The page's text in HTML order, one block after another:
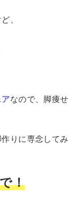
、
なので、脚痩せ
りに専念してみ
！